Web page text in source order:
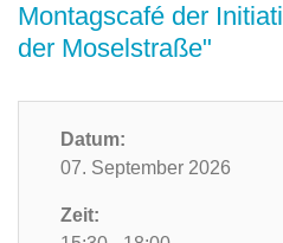
Montagscafé der
der Moselstraße"
Datum:
07. September 2026
Zeit: